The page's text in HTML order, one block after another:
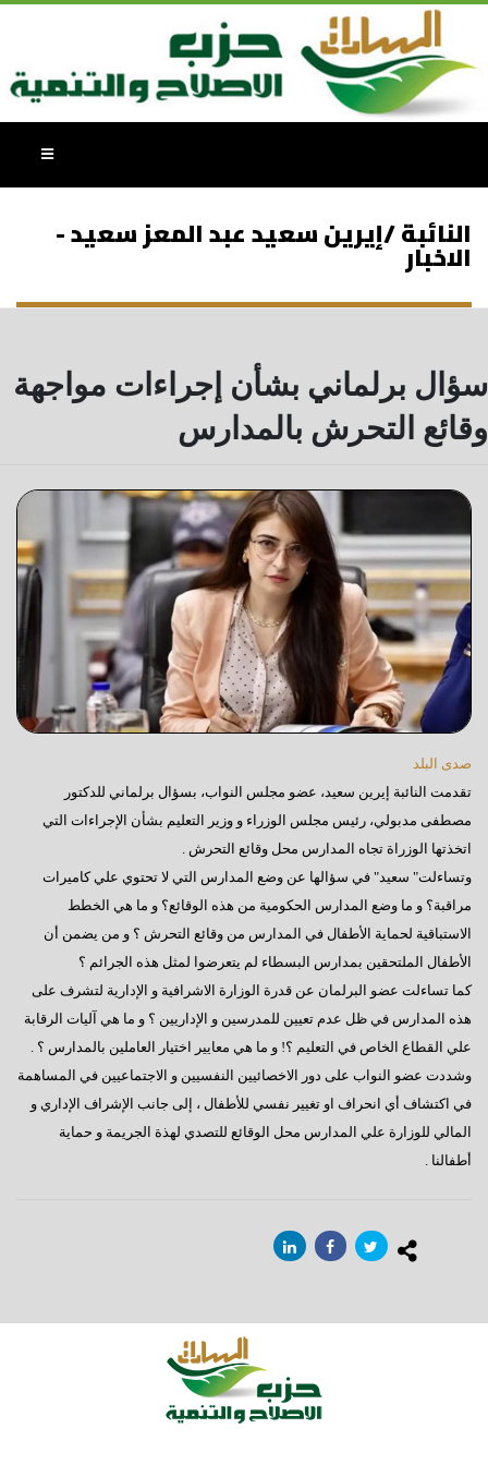
النائبة /إيرين سعيد عبد المعز سعيد -
الاخبار
سؤال برلماني بشأن إجراءات مواجهة
وقائع التحرش بالمدارس
صدى البلد
تقدمت النائبة إيرين سعيد، عضو مجلس النواب، بسؤال برلماني للدكتور
مصطفى مدبولي، رئيس مجلس الوزراء و وزير التعليم بشأن الإجراءات التي
اتخذتها الوزراة تجاه المدارس محل وقائع التحرش .
وتساءلت" سعيد" في سؤالها عن وضع المدارس التي لا تحتوي علي كاميرات
مراقبة؟ و ما وضع المدارس الحكومية من هذه الوقائع؟ و ما هي الخطط
الاستباقية لحماية الأطفال في المدارس من وقائع التحرش ؟ و من يضمن أن
الأطفال الملتحقين بمدارس البسطاء لم يتعرضوا لمثل هذه الجرائم ؟
كما تساءلت عضو البرلمان عن قدرة الوزارة الاشرافية و الإدارية لتشرف على
هذه المدارس في ظل عدم تعيين للمدرسين و الإداريين ؟ و ما هي آليات الرقابة
علي القطاع الخاص في التعليم ؟! و ما هي معايير اختيار العاملين بالمدارس ؟ .
وشددت عضو النواب على دور الاخصائيين النفسيين و الاجتماعيين في المساهمة
في اكتشاف أي انحراف او تغيير نفسي للأطفال ، إلى جانب الإشراف الإداري و
المالي للوزارة علي المدارس محل الوقائع للتصدي لهذة الجريمة و حماية
أطفالنا .